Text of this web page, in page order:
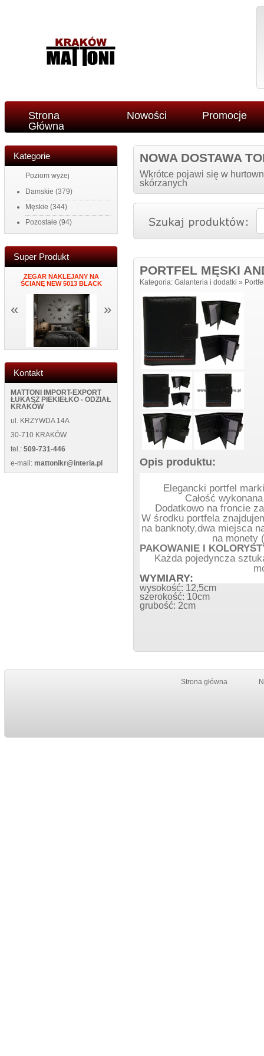
Strona
Główna
Nowości Promocje
Kategorie
Poziom wyżej
Damskie (379)
Męskie (344)
Pozostałe (94)
Super Produkt
ZEGAR NAKLEJANY NA
ŚCIANĘ NEW 5013 BLACK
PORTFEL DAMSKI ITALY K34
BLUE
MĘSKI
NEW WILD
« »
Kontakt
MATTONI IMPORT-EXPORT
ŁUKASZ PIEKIEŁKO - ODZIAŁ
KRAKÓW
ul. KRZYWDA 14A
30-710 KRAKÓW
tel.: 509-731-446
e-mail: mattonikr@interia.pl
NOWA DOSTAWA
Wkrótce pojawi się w
skórzanych
PORTFEL MĘSKI
Kategoria: Galanteria i dodatki »
Opis produktu:
Elegancki portfel marki
Całość
Dodatkowo na froncie
W środku portfela
na banknoty,dwa miejsca
na monety
PAKOWANIE I
Każda pojedyncza
WYMIARY:
wysokość: 12,5cm
szerokość: 10cm
grubość: 2cm
Strona główna